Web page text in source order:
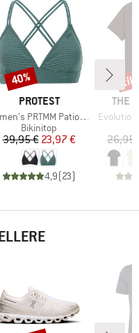
MÆRKE
PROTEST
PRTMM Patio Triangle
Produktgruppe
Bikinitop
Pris
39,95 €Nedsat pris
23,97 €
4,9(23)
Rabat
40%
THE
Artikel
Evolution
26,95
til